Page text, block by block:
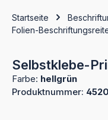
Startseite
Folien-
Selbstklebe-
Farbe: hellgrün
Produktnummer: